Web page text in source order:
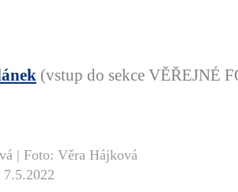
(vstup do sekce VĚŘEJNÉ
| Foto: Věra Hájková